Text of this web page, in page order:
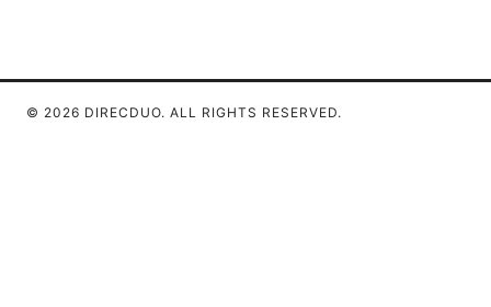
© 2026 DIRECDUO. ALL RIGHTS RESERVED.